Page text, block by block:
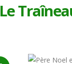
Le